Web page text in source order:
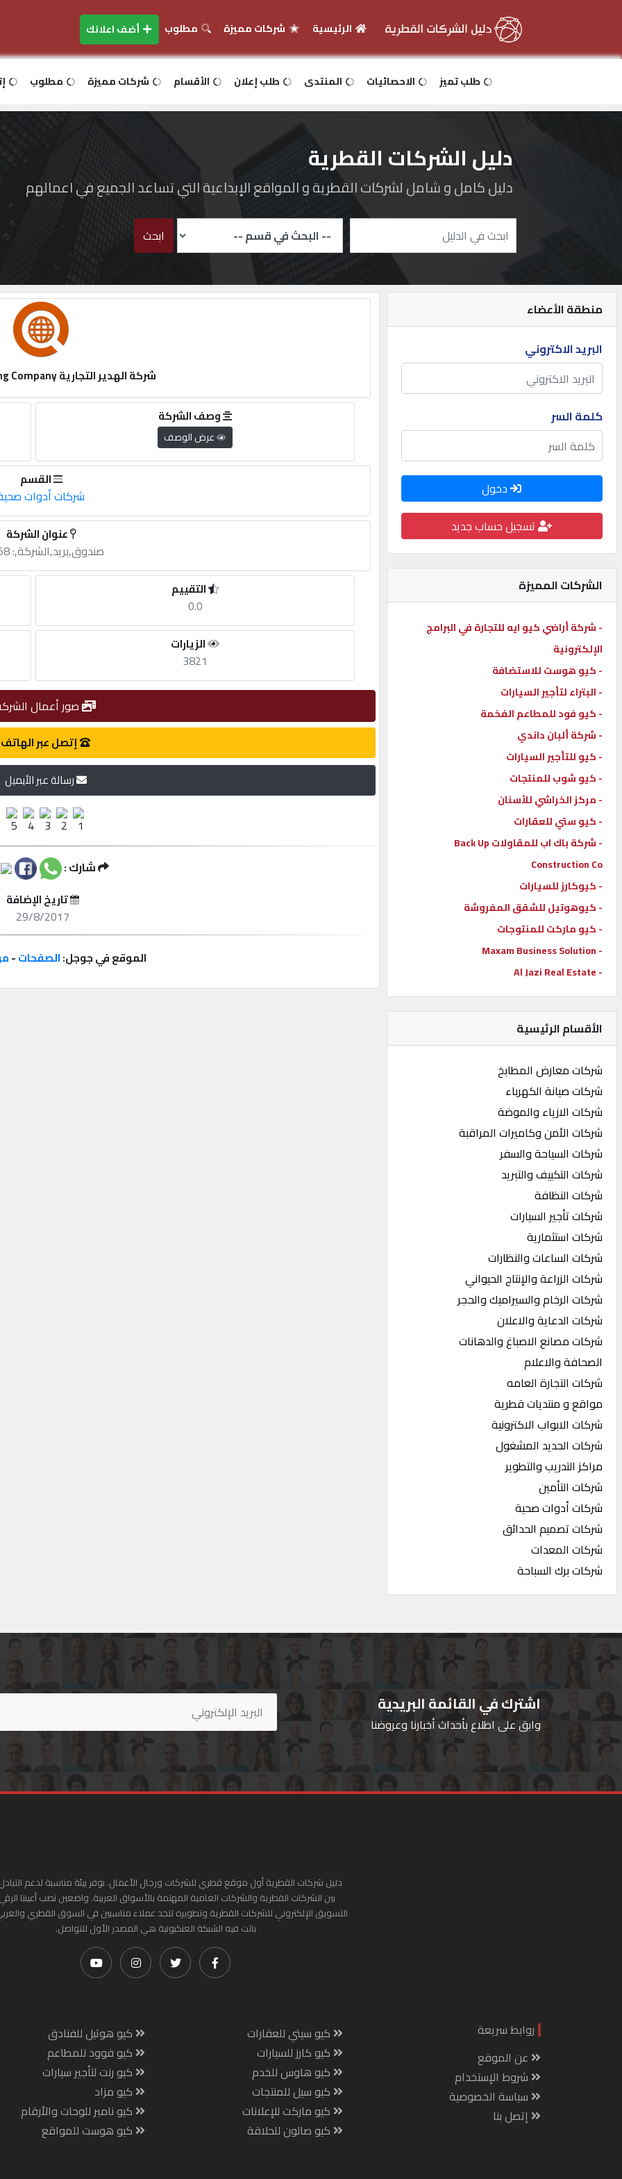
دخول
اعلانك
مطلوب
طلب
الاحصائيات
الأقسام
شركات
مميزة
إبحث
إتصل
بنا
إعلانات
المنتدى
كيو
مزاد
كيو
نمبر
كيو
كارز
كيو
ماركت
الدليل
القطري
POWERED
QHOST
الرئيسية شركات مميزة مطلوب أضف اعلانك
طلب تميز الاحصائيات المنتدى طلب إعلان الأقسام شركات مميزة مطلوب
دليل الشركات القطرية
دليل كامل و شامل لشركات القطرية و المواقع الإبداعية التي تساعد الجميع في اعمالهم
ابحث
منطقة الأعضاء
البريد الاكتروني
كلمة السر
دخول
تسجيل حساب جديد
الشركات المميزة
- شركة أراضي كيو ايه للتجارة في البرامج
الإلكترونية
- كيو هوست للاستضافة
- البتراء لتأجير السيارات
- كيو فود للمطاعم الفخمة
- شركة ألبان داندي
- كيو للتأجير السيارات
- كيو شوب للمنتجات
- مركز الخراشي للأسنان
- كيو ستي للعقارات
- شركة باك اب للمقاولات Back Up
Construction Co
- كيوكارز للسيارات
- كيوهوتيل للشقق المفروشة
- كيو ماركت للمنتوجات
- Maxam Business Solution
- Al Jazi Real Estate
الأقسام الرئيسية
شركات معارض المطابخ
شركات صيانة الكهرباء
شركات الازياء والموضة
شركات الأمن وكاميرات المراقبة
شركات السياحة والسفر
شركات التكييف والتبريد
شركات النظافة
شركات تأجير السيارات
شركات استثمارية
شركات الساعات والنظارات
شركات الزراعة والإنتاج الحيواني
شركات الرخام والسيراميك والحجر
شركات الدعاية والاعلان
شركات مصانع الاصباغ والدهانات
الصحافة والاعلام
شركات التجارة العامه
مواقع و منتديات قطرية
شركات الابواب الاكترونية
شركات الحديد المشغول
مراكز التدريب والتطوير
شركات التأمين
شركات أدوات صحية
شركات تصميم الحدائق
شركات المعدات
شركات برك السباحة
شركة الهدير التجارية Al - Hadir Trading Company
وصف الشركة
عرض الوصف
القسم
شركات أدوات
عنوان الشركة
صندوق,بريد,الشركة,: 19558
التقييم
0.0
الزيارات
3821
صور أعمال
إتصل عبر الهاتف
رسالة عبر الأيميل
شارك :
تاريخ الإضافة
29/8/2017
الموقع في جوجل:الصفحات-
اشترك في القائمة البريدية
وابق على اطلاع بأحداث أخبارنا وعروضنا
دليل شركات القطرية أول موقع قطري للشركات ورجال الأعمال. نوفر بيئة مناسبة لدعم
بين الشركات القطرية والشركات العامية المهتمة بالأسواق العربية. واضعين نصب أعيننا
التسويق الإلكتروني للشركات القطرية وتطويره لتجد عملاء مناسبين في السوق القطري
باتت فيه الشبكة العنكبونية هي المصدر الأول للتواصل.
روابط سريعة
عن الموقع
شروط الإستخدام
سياسة الخصوصية
إتصل بنا
كيو سيتي للعقارات
كيو كارز للسيارات
كيو هاوس للخدم
كيو سيل للمنتجات
كيو ماركت للإعلانات
كيو صالون للحلاقة
كيو هوتيل للفنادق
كيو فوود للمطاعم
كيو رنت لتأجير سيارات
كيو مزاد
كيو نامبر للوحات والأرقام
كيو هوست للمواقع